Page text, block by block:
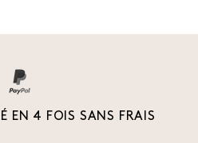
EN 4 FOIS SANS FRAIS